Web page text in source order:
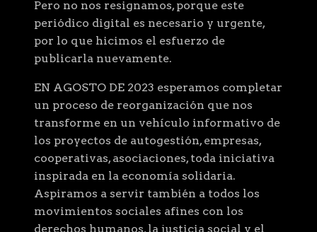
Pero no nos resignamos, porque este
periódico digital es necesario y urgente,
por lo que hicimos el esfuerzo de
publicarla nuevamente.
EN AGOSTO DE 2023 esperamos completar
un proceso de reorganización que nos
transforme en un vehículo informativo de
los proyectos de autogestión, empresas,
cooperativas, asociaciones, toda iniciativa
inspirada en la economía solidaria.
Aspiramos a servir también a todos los
movimientos sociales afines con los
derechos humanos, la justicia social y el